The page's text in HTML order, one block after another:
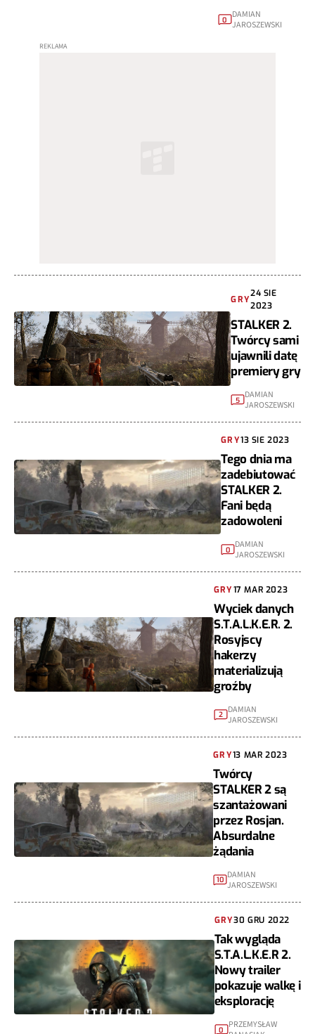
0 DAMIAN
JAROSZEWSKI
GRY
24 SIE
2023
STALKER 2.
Twórcy sami
ujawnili datę
premiery gry
5
DAMIAN
JAROSZEWSKI
GRY13 SIE 2023
Tego dnia ma
zadebiutować
STALKER 2.
Fani będą
zadowoleni
0
DAMIAN
JAROSZEWSKI
GRY17 MAR 2023
Wyciek danych
S.T.A.L.K.E.R. 2.
Rosyjscy
hakerzy
materializują
groźby
2 DAMIAN
JAROSZEWSKI
GRY13 MAR 2023
Twórcy
STALKER 2 są
szantażowani
przez Rosjan.
Absurdalne
żądania
10 DAMIAN
JAROSZEWSKI
GRY30 GRU 2022
Tak wygląda
S.T.A.L.K.E.R 2.
Nowy trailer
pokazuje walkę i
eksplorację
0 PRZEMYSŁAW